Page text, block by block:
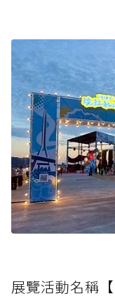
展覽活動名稱